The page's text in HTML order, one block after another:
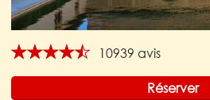
★★★★★ 10939 avis
Réserver